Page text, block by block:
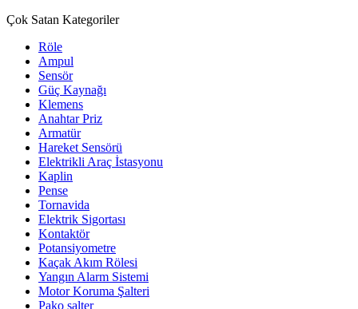
Çok Satan Kategoriler
Röle
Ampul
Sensör
Güç Kaynağı
Klemens
Anahtar Priz
Armatür
Hareket Sensörü
Elektrikli Araç İstasyonu
Kaplin
Pense
Tornavida
Elektrik Sigortası
Kontaktör
Potansiyometre
Kaçak Akım Rölesi
Yangın Alarm Sistemi
Motor Koruma Şalteri
Pako şalter